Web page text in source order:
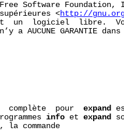
Software Foundation,
<
http://
un  logiciel  libre.
a AUCUNE GARANTIE
complète  pour
expand
info et expand
la commande